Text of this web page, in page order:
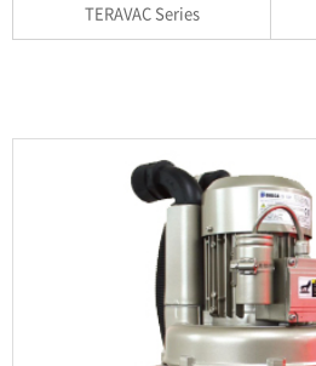
TERAVAC Series